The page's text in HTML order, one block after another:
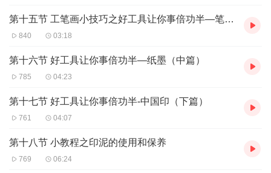
第十五节 工笔画小技巧之好工具让你事倍功半—笔（上篇）
840 03:18
第十六节 好工具让你事倍功半—纸墨（中篇）
785 04:23
第十七节 好工具让你事倍功半-中国印（下篇）
761 04:07
第十八节 小教程之印泥的使用和保养
769 06:24